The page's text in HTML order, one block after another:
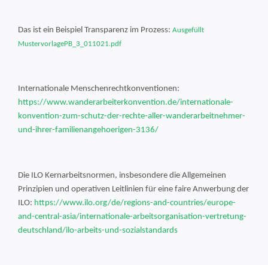
Das ist ein Beispiel Transparenz im Prozess: Ausgefüllt
MustervorlagePB_3_011021.pdf
Internationale Menschenrechtkonventionen:
https://www.wanderarbeiterkonvention.de/internationale-
konvention-zum-schutz-der-rechte-aller-wanderarbeitnehmer-
und-ihrer-familienangehoerigen-3136/
Die ILO Kernarbeitsnormen, insbesondere die Allgemeinen
Prinzipien und operativen Leitlinien für eine faire Anwerbung der
ILO: https://www.ilo.org/de/regions-and-countries/europe-
and-central-asia/internationale-arbeitsorganisation-vertretung-
deutschland/ilo-arbeits-und-sozialstandards